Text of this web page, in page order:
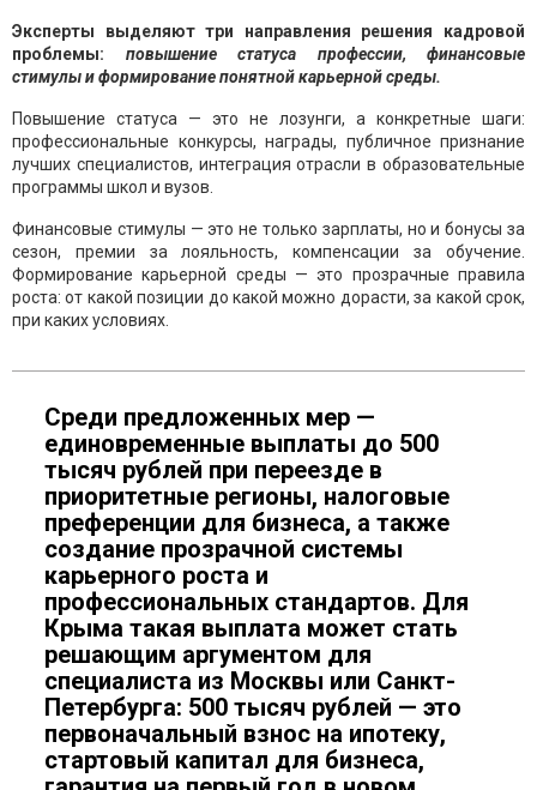
Эксперты выделяют три направления решения кадровой
проблемы:
повышение статуса профессии, финансовые
стимулы и формирование понятной карьерной среды.
Повышение статуса — это не лозунги, а конкретные шаги:
профессиональные конкурсы, награды, публичное признание
лучших специалистов, интеграция отрасли в образовательные
программы школ и вузов.
Финансовые стимулы — это не только зарплаты, но и бонусы за
сезон, премии за лояльность, компенсации за обучение.
Формирование карьерной среды — это прозрачные правила
роста: от какой позиции до какой можно дорасти, за какой срок,
при каких условиях.
Среди предложенных мер —
единовременные выплаты до 500
тысяч рублей при переезде в
приоритетные регионы, налоговые
преференции для бизнеса, а также
создание прозрачной системы
карьерного роста и
профессиональных стандартов. Для
Крыма такая выплата может стать
решающим аргументом для
специалиста из Москвы или Санкт-
Петербурга: 500 тысяч рублей — это
первоначальный взнос на ипотеку,
стартовый капитал для бизнеса,